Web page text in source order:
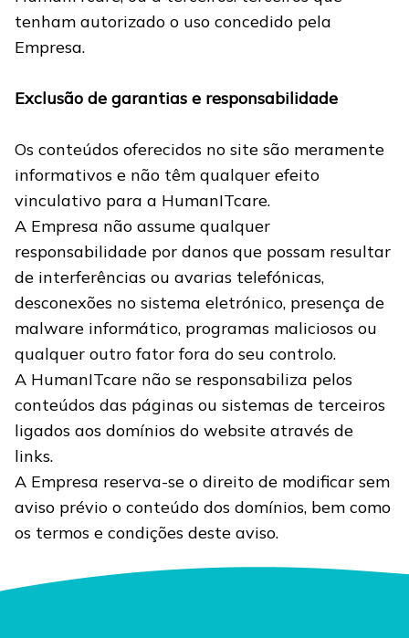
tenham autorizado o uso concedido pela
Empresa.
Exclusão de garantias e responsabilidade
Os conteúdos oferecidos no site são meramente
informativos e não têm qualquer efeito
vinculativo para a HumanITcare.
A Empresa não assume qualquer
responsabilidade por danos que possam resultar
de interferências ou avarias telefónicas,
desconexões no sistema eletrónico, presença de
malware informático, programas maliciosos ou
qualquer outro fator fora do seu controlo.
A HumanITcare não se responsabiliza pelos
conteúdos das páginas ou sistemas de terceiros
ligados aos domínios do website através de
links.
A Empresa reserva-se o direito de modificar sem
aviso prévio o conteúdo dos domínios, bem como
os termos e condições deste aviso.